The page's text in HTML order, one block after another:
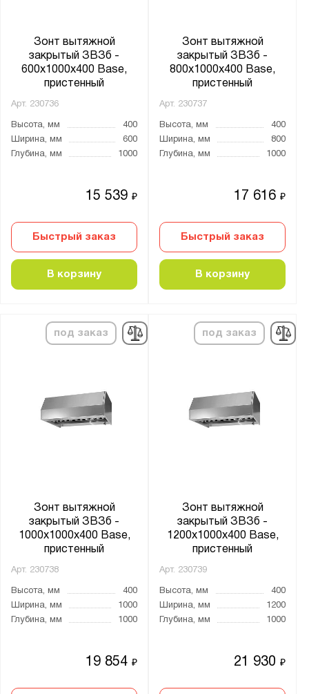
Зонт вытяжной
закрытый ЗВЗб -
600x1000x400 Base,
пристенный
Арт. 230736
Высота, мм
400
Ширина, мм
600
Глубина, мм
1000
15 539₽
Быстрый заказ
В корзину
Зонт вытяжной
закрытый ЗВЗб -
800x1000x400 Base,
пристенный
Арт. 230737
Высота, мм
400
Ширина, мм
800
Глубина, мм
1000
17 616₽
Быстрый заказ
В корзину
под заказ
Зонт вытяжной
закрытый ЗВЗб -
1000x1000x400 Base,
пристенный
Арт. 230738
Высота, мм
400
Ширина, мм
1000
Глубина, мм
1000
19 854₽
под заказ
Зонт вытяжной
закрытый ЗВЗб -
1200x1000x400 Base,
пристенный
Арт. 230739
Высота, мм
400
Ширина, мм
1200
Глубина, мм
1000
21 930₽